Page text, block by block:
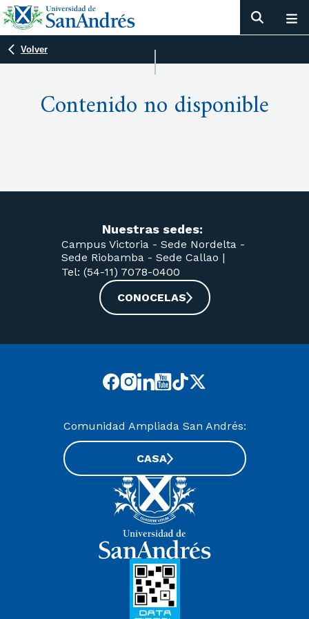
PDFs
Volver
Contenido no disponible
Nuestras sedes:
Campus Victoria - Sede Nordelta -
Sede Riobamba - Sede Callao |
Tel: (54-11) 7078-0400
CONOCELAS
Comunidad Ampliada San Andrés:
CASA